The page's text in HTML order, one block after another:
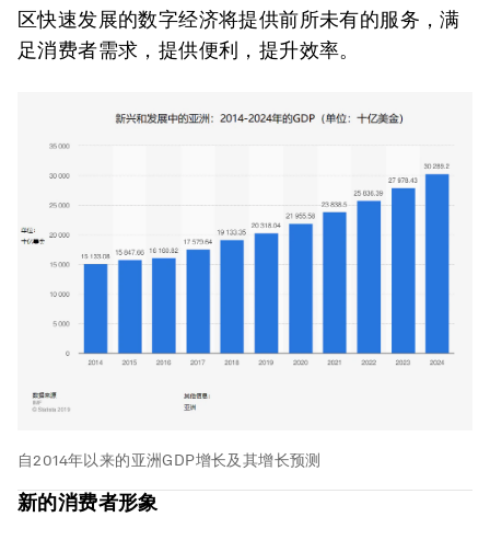
区快速发展的数字经济将提供前所未有的服务，满
足消费者需求，提供便利，提升效率。
自2014年以来的亚洲GDP增长及其增长预测
新的消费者形象